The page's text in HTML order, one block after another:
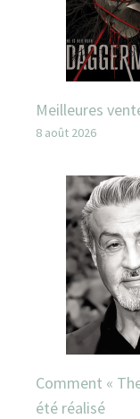
Meilleures
8 août 2026
Comment «
été réalisé